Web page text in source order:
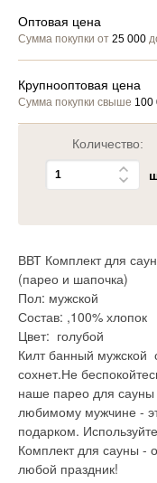
Оптовая цена
Сумма покупки от 25 000
Крупнооптовая цена
Сумма покупки свыше 100
Количество:
ВВТ Комплект для
(парео и шапочка)
Пол: мужской
Состав: ,100% хлопок
Цвет: голубой
Килт банный мужской
сохнет.Не
наше парео для сауны
любимому мужчине -
подарком.
Комплект для сауны -
любой праздник!